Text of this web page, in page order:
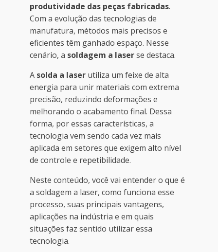
produtividade das peças fabricadas.
Com a evolução das tecnologias de
manufatura, métodos mais precisos e
eficientes têm ganhado espaço. Nesse
cenário, a soldagem a laserse destaca.
A solda a laserutiliza um feixe de alta
energia para unir materiais com extrema
precisão, reduzindo deformações e
melhorando o acabamento final. Dessa
forma, por essas características, a
tecnologia vem sendo cada vez mais
aplicada em setores que exigem alto nível
de controle e repetibilidade.
Neste conteúdo, você vai entender o que é
a soldagem a laser, como funciona esse
processo, suas principais vantagens,
aplicações na indústria e em quais
situações faz sentido utilizar essa
tecnologia.